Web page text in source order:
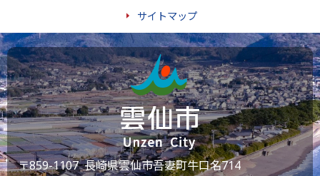
サイトマップ
〒859-1107 長崎県雲仙市吾妻町牛口名714